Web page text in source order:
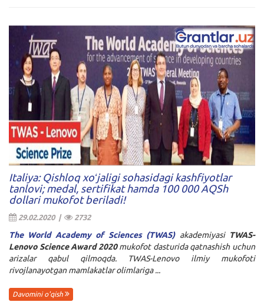
Italiya: Qishloq xoʻjaligi sohasidagi kashfiyotlar
tanlovi; medal, sertifikat hamda 100 000 AQSh
dollari mukofot beriladi!
29.02.2020 | 2732
The World Academy of Sciences (TWAS)akademiyasi TWAS-
Lenovo Science Award 2020mukofot dasturida qatnashish uchun
arizalar qabul qilmoqda. TWAS-Lenovo ilmiy mukofoti
rivojlanayotgan mamlakatlar olimlariga ...
Davomini o'qish